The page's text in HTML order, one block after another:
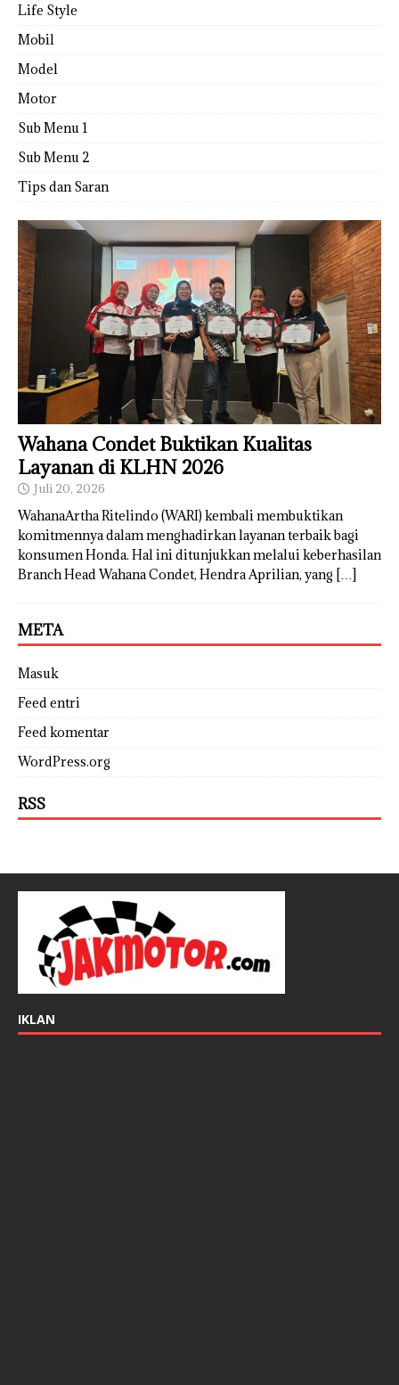
Life Style
Mobil
Model
Motor
Sub Menu 1
Sub Menu 2
Tips dan Saran
Wahana Condet Buktikan Kualitas
Layanan di KLHN 2026
Juli 20, 2026
WahanaArtha Ritelindo (WARI) kembali membuktikan
komitmennya dalam menghadirkan layanan terbaik bagi
konsumen Honda. Hal ini ditunjukkan melalui keberhasilan
Branch Head Wahana Condet, Hendra Aprilian, yang […]
META
Masuk
Feed entri
Feed komentar
WordPress.org
RSS
IKLAN